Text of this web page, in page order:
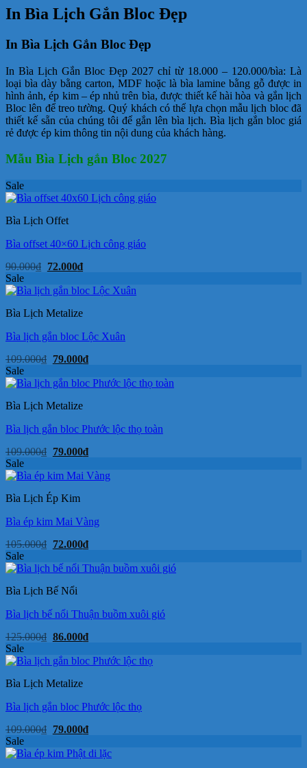
In Bìa Lịch Gắn Bloc Đẹp
In Bìa Lịch Gắn Bloc Đẹp
In Bìa Lịch Gắn Bloc Đẹp 2027 chỉ từ 18.000 – 120.000/bìa: Là
loại bìa dày bằng carton, MDF hoặc là bìa lamine bằng gỗ được in
hình ảnh, ép kim – ép nhủ trên bìa, được thiết kế hài hòa và gắn lịch
Bloc lên để treo tường. Quý khách có thể lựa chọn mẫu lịch bloc đã
thiết kế sẵn của chúng tôi để gắn lên bìa lịch. Bìa lịch gắn bloc giá
rẻ được ép kim thông tin nội dung của khách hàng.
Mẫu Bìa Lịch gắn Bloc 2027
Sale
Bìa Lịch Offet
Bìa offset 40×60 Lịch công giáo
90.000₫ Giá
là:
90.000₫.
72.000₫Giá
tại
là:
72.000₫.
Sale
Bìa Lịch Metalize
Bìa lịch gắn bloc Lộc Xuân
109.000₫ Giá
là:
109.000₫.
79.000₫Giá
tại
là:
Sale
Bìa Lịch Metalize
Bìa lịch gắn bloc Phước lộc thọ toàn
109.000₫ Giá
là:
109.000₫.
79.000₫Giá
tại
là:
Sale
Bìa Lịch Ép Kim
Bìa ép kim Mai Vàng
105.000₫ Giá
là:
105.000₫.
72.000₫Giá
tại
là:
Sale
Bìa Lịch Bế Nổi
Bìa lịch bế nổi Thuận buồm xuôi gió
125.000₫ Giá
là:
125.000₫.
86.000₫Giá
tại
là:
Sale
Bìa Lịch Metalize
Bìa lịch gắn bloc Phước lộc thọ
109.000₫ Giá
là:
109.000₫.
79.000₫Giá
tại
là:
Sale